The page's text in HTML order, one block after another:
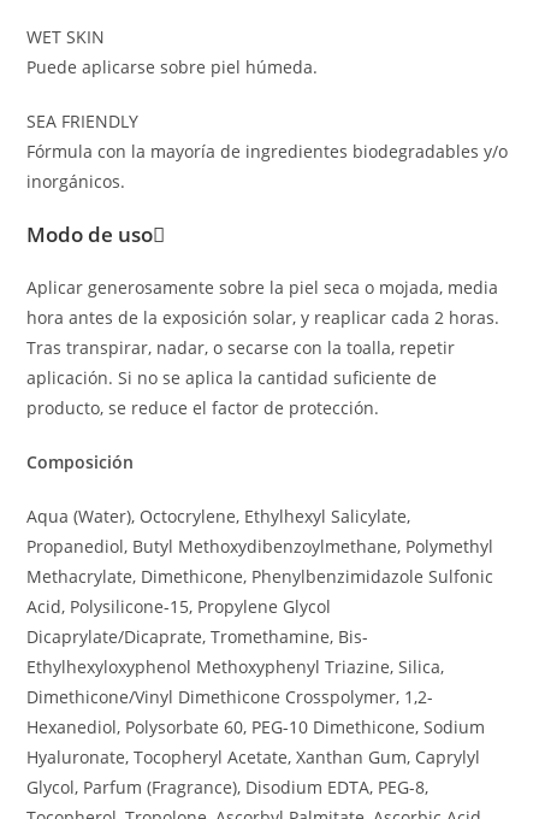
WET SKIN
Puede aplicarse sobre piel húmeda.
SEA FRIENDLY
Fórmula con la mayoría de ingredientes biodegradables y/o
inorgánicos.
Modo de uso
Aplicar generosamente sobre la piel seca o mojada, media
hora antes de la exposición solar, y reaplicar cada 2 horas.
Tras transpirar, nadar, o secarse con la toalla, repetir
aplicación. Si no se aplica la cantidad suficiente de
producto, se reduce el factor de protección.
Composición
Aqua (Water), Octocrylene, Ethylhexyl Salicylate,
Propanediol, Butyl Methoxydibenzoylmethane, Polymethyl
Methacrylate, Dimethicone, Phenylbenzimidazole Sulfonic
Acid, Polysilicone-15, Propylene Glycol
Dicaprylate/Dicaprate, Tromethamine, Bis-
Ethylhexyloxyphenol Methoxyphenyl Triazine, Silica,
Dimethicone/Vinyl Dimethicone Crosspolymer, 1,2-
Hexanediol, Polysorbate 60, PEG-10 Dimethicone, Sodium
Hyaluronate, Tocopheryl Acetate, Xanthan Gum, Caprylyl
Glycol, Parfum (Fragrance), Disodium EDTA, PEG-8,